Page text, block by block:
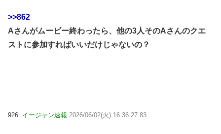
>>862
Aさんがムービー終わったら、他の3人そのAさんのクエ
ストに参加すればいいだけじゃないの？
926: イージャン速報 2026/06/02(火) 16:36:27.83